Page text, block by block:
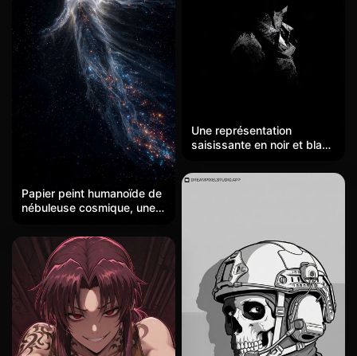
Papier peint humanoïde de
nébuleuse cosmique, une
de matière de nébuleuse
flottant dans l'espace
profond, poussière d'étoile
s'écoulant, papier peint
surréaliste de science-
fiction en haute définition
Une représentation
saisissante en noir et blanc
personnage d'anime
montrée de profil avec des
cheveux en épis et un
sourire confiant, émergeant
des ténèbres à travers des
lignes parallèles blanches
et grises créant du volume
et de l'ombrage. La
composition orientée